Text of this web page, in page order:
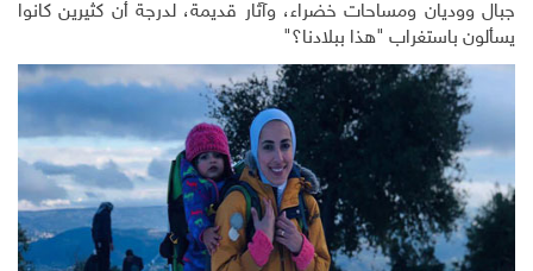
جبال ووديان ومساحات خضراء، وآثار قديمة، لدرجة أن كثيرين كانوا
يسألون باستغراب "هذا ببلادنا؟"